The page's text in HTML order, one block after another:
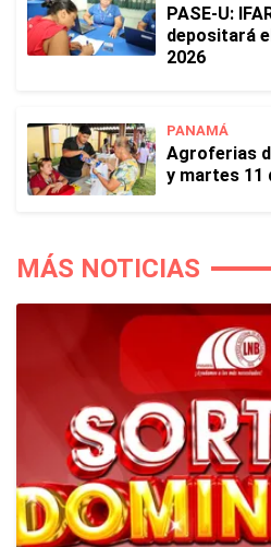
PASE-U:
depositará
2026
PANAMÁ
Agroferias
y martes 11
MÁS NOTICIAS